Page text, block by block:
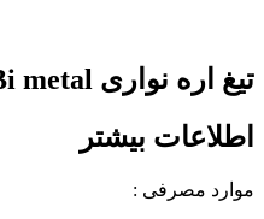
تیغ اره نواری PT Bi metal سایز 41
اطلاعات بیشتر
موارد مصرفی :